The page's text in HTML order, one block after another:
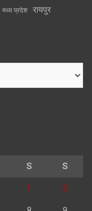
मध्य प्रदेश रायपुर
S S
1 2